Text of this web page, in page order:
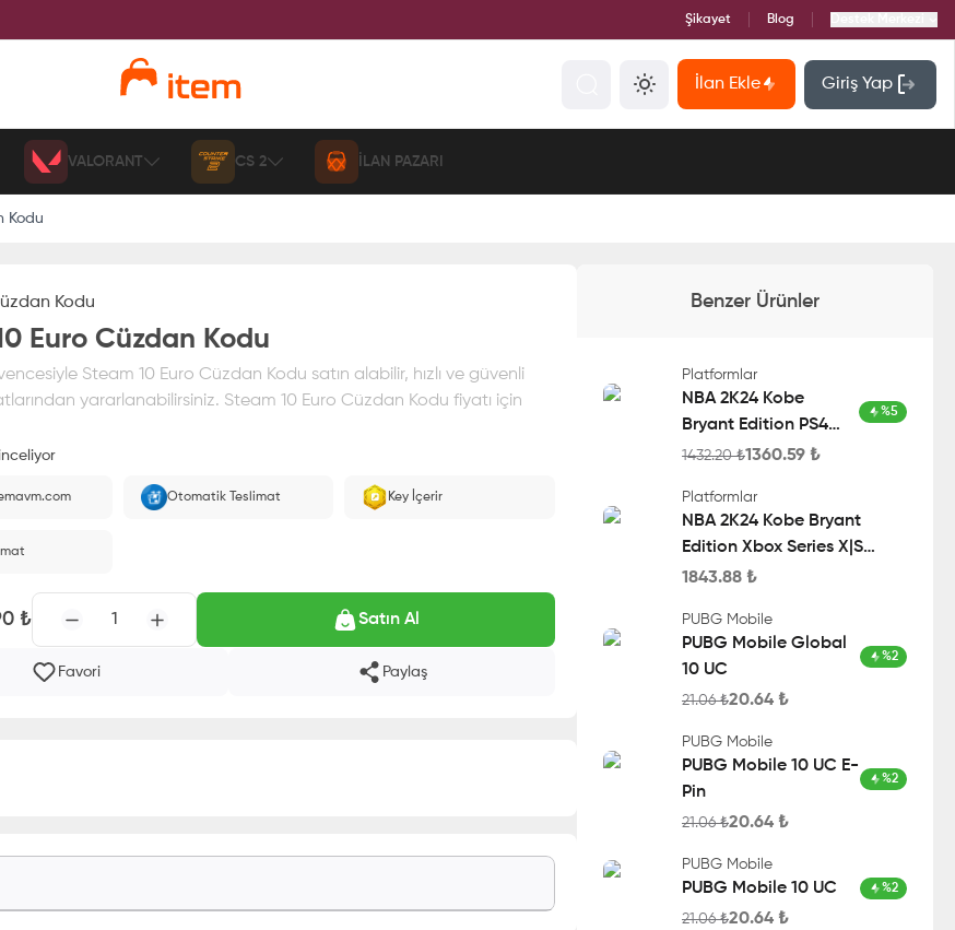
Şikayet Blog
İlan Ekle Giriş Yap
VALORANT CS 2 İLAN PAZARI
Kodu
Kodu
Euro Cüzdan Kodu
Steam 10 Euro Cüzdan Kodu satın alabilir, hızlı ve güvenli
yararlanabilirsiniz. Steam 10 Euro Cüzdan Kodu fiyatı için
yüklenir.
Otomatik Teslimat Key İçerir
₺ 1 Satın Al
Favori Paylaş
Benzer Ürünler
Platformlar
NBA 2K24 Kobe
Bryant Edition PS4
Account
%5
1432.20₺1360.59 ₺
Platformlar
NBA 2K24 Kobe Bryant
Edition Xbox Series X|S
Account
1843.88 ₺
PUBG Mobile
PUBG Mobile Global
10 UC
%2
21.06₺20.64 ₺
PUBG Mobile
PUBG Mobile 10 UC E-
Pin
%2
21.06₺20.64 ₺
PUBG Mobile
PUBG Mobile 10 UC %2
21.06₺20.64 ₺